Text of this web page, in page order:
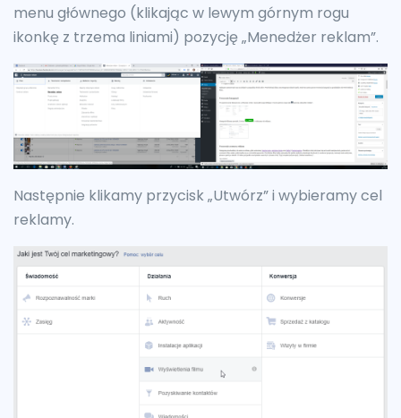
menu głównego (klikając w lewym górnym rogu
ikonkę z trzema liniami) pozycję „Menedżer reklam”.
Następnie klikamy przycisk „Utwórz” i wybieramy cel
reklamy.